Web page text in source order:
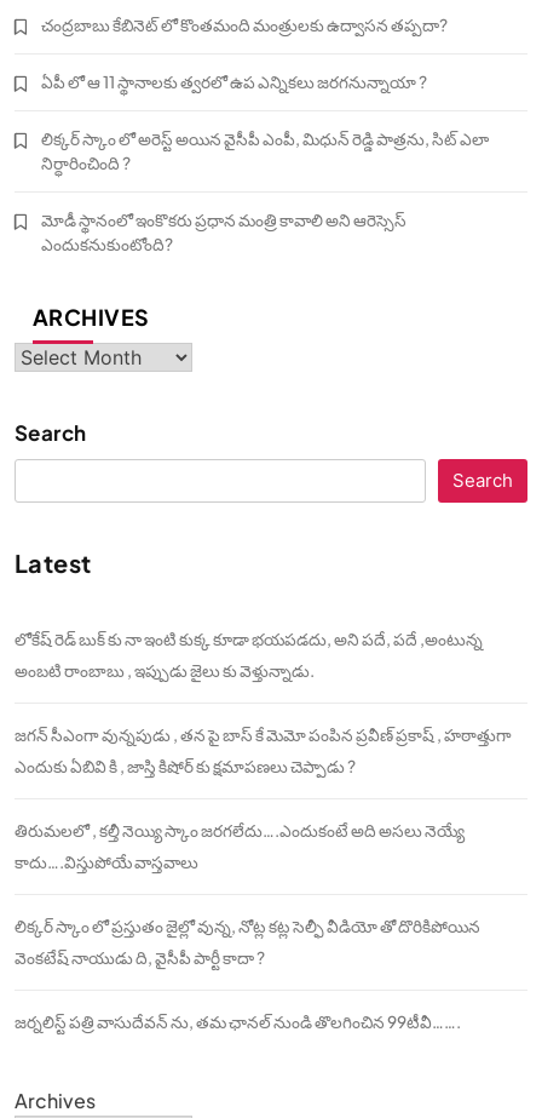
చంద్రబాబు కేబినెట్ లో కొంతమంది మంత్రులకు ఉద్వాసన తప్పదా?
ఏపీ లో ఆ 11 స్థానాలకు త్వరలో ఉప ఎన్నికలు జరగనున్నాయా ?
లిక్కర్ స్కాం లో అరెస్ట్ అయిన వైసీపీ ఎంపీ, మిధున్ రెడ్డి పాత్రను, సిట్ ఎలా
నిర్ధారించింది ?
మోడీ స్థానంలో ఇంకొకరు ప్రధాన మంత్రి కావాలి అని ఆరెస్సెస్‌
ఎందుకనుకుంటోంది?
ARCHIVES
Archives
Search
Search
Latest
లోకేష్ రెడ్ బుక్ కు నా ఇంటి కుక్క కూడా భయపడదు, అని పదే, పదే ,అంటున్న
అంబటి రాంబాబు , ఇప్పుడు జైలు కు వెళ్తున్నాడు.
జగన్ సీఎంగా వున్నపుడు , తన పై బాస్ కే మెమో పంపిన ప్రవీణ్ ప్రకాష్ , హఠాత్తుగా
ఎందుకు ఏబివి కి , జాస్తి కిషోర్ కు క్షమాపణలు చెప్పాడు ?
తిరుమలలో , కల్తీ నెయ్యి స్కాం జరగలేదు….ఎందుకంటే అది అసలు నెయ్యే
కాదు….విస్తుపోయే వాస్తవాలు
లిక్కర్ స్కాం లో ప్రస్తుతం జైల్లో వున్న, నోట్ల కట్ల సెల్ఫీ వీడియో తో దొరికిపోయిన
వెంకటేష్ నాయుడు ది, వైసీపీ పార్టీ కాదా ?
జర్నలిస్ట్ పత్రి వాసుదేవన్ ను, తమ ఛానల్ నుండి తొలగించిన 99టీవీ…….
Archives